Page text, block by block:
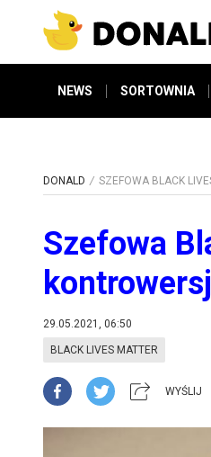
NEWS SORTOWNIA
DONALD SZEFOWA BLACK
Szefowa
29.05.2021, 06:50
BLACK LIVES MATTER
WYŚLIJ